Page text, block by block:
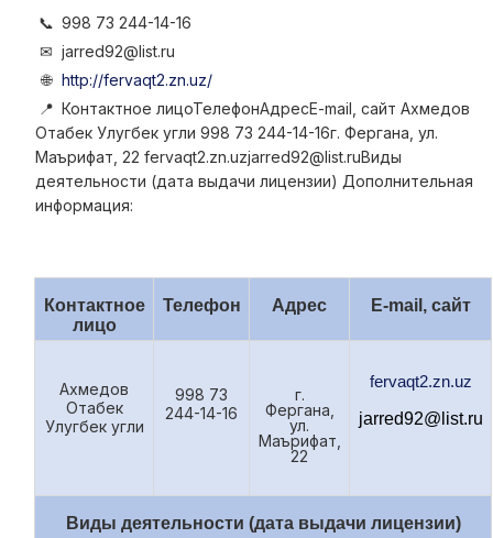
📞 998 73 244-14-16
✉ jarred92@list.ru
🌐 http://fervaqt2.zn.uz/
📍 Контактное лицоТелефонАдресE-mail, сайт Ахмедов
Отабек Улугбек угли 998 73 244-14-16г. Фергана, ул.
Маърифат, 22 fervaqt2.zn.uzjarred92@list.ruВиды
деятельности (дата выдачи лицензии) Дополнительная
информация:
Контактное
лицо
Телефон Адрес E-mail , сайт
Ахмедов
Отабек
Улугбек угли
998 73
244-14-16
г.
Фергана,
ул.
Маърифат,
22
fervaqt2.zn.uz
jarred92@list.ru
Виды деятельности (дата выдачи лицензии)